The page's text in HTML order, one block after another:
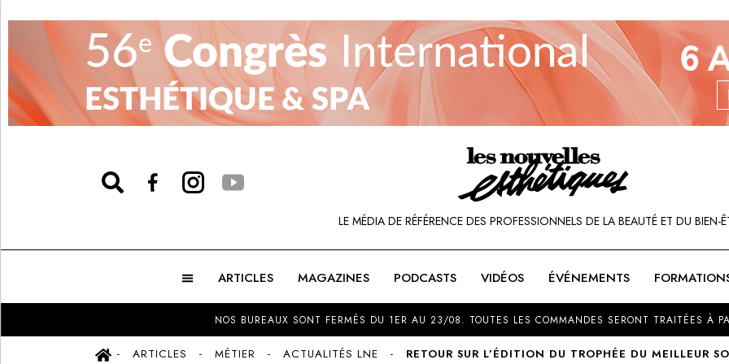
LE MÉDIA DE RÉFÉRENCE DES PROFESSIONNELS DE LA BEAUTÉ ET DU BIEN-
ARTICLES MAGAZINES PODCASTS VIDÉOS ÉVÉNEMENTS
NOS BUREAUX SONT FERMÉS DU 1ER AU 23/08. TOUTES LES COMMANDES SERONT TRAITÉES À
ARTICLES MÉTIER ACTUALITÉS LNE RETOUR SUR L’ÉDITION DU TROPHÉE DU MEILLEUR